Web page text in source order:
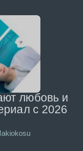
любовь и
с 2026